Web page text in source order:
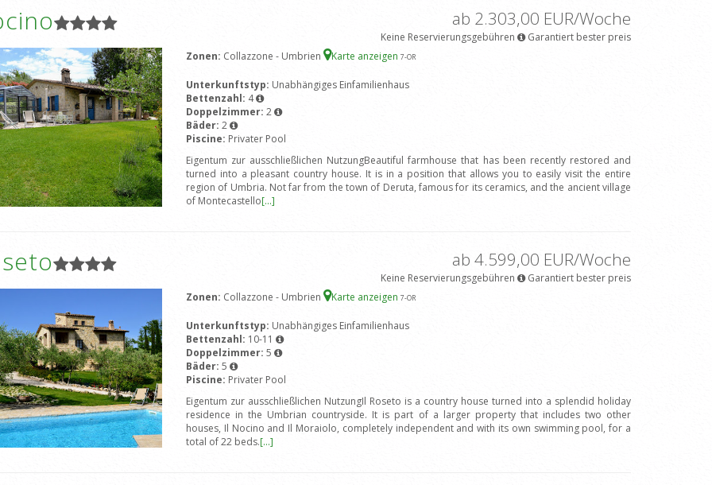
ab 2.303,00 EUR/Woche
Keine Reservierungsgebühren
Garantiert bester preis
Zonen: Collazzone - Umbrien Karte anzeigen 7-OR
Unterkunftstyp: Unabhängiges Einfamilienhaus
Bettenzahl: 4
Doppelzimmer: 2
Bäder: 2
Piscine: Privater Pool
Eigentum zur ausschließlichen NutzungBeautiful farmhouse that has been recently restored and
turned into a pleasant country house. It is in a position that allows you to easily visit the entire
region of Umbria. Not far from the town of Deruta, famous for its ceramics, and the ancient village
of Montecastello[...]
ab 4.599,00 EUR/Woche
Keine Reservierungsgebühren
Garantiert bester preis
Zonen: Collazzone - Umbrien Karte anzeigen 7-OR
Unterkunftstyp: Unabhängiges Einfamilienhaus
Bettenzahl: 10-11
Doppelzimmer: 5
Bäder: 5
Piscine: Privater Pool
Eigentum zur ausschließlichen NutzungIl Roseto is a country house turned into a splendid holiday
residence in the Umbrian countryside. It is part of a larger property that includes two other
houses, Il Nocino and Il Moraiolo, completely independent and with its own swimming pool, for a
total of 22 beds.[...]